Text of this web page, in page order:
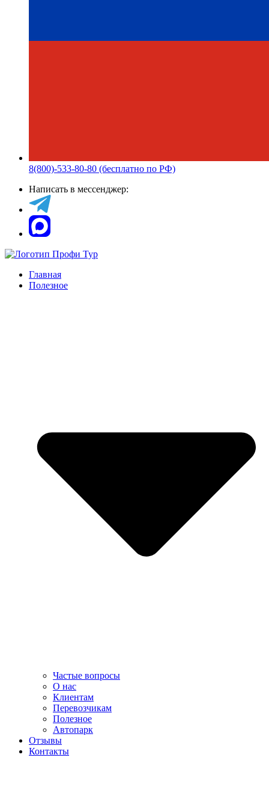
8(800)-533-80-80 (бесплатно по РФ)
Написать в мессенджер:
Главная
Полезное
Частые вопросы
О нас
Клиентам
Перевозчикам
Полезное
Автопарк
Отзывы
Контакты